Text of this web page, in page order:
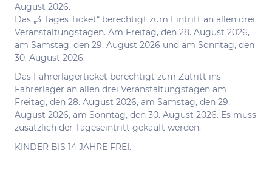
August 2026.
Das „3 Tages Ticket“ berechtigt zum Eintritt an allen drei
Veranstaltungstagen. Am Freitag, den 28. August 2026,
am Samstag, den 29. August 2026 und am Sonntag, den
30. August 2026.
Das Fahrerlagerticket berechtigt zum Zutritt ins
Fahrerlager an allen drei Veranstaltungstagen am
Freitag, den 28. August 2026, am Samstag, den 29.
August 2026, am Sonntag, den 30. August 2026. Es muss
zusätzlich der Tageseintritt gekauft werden.
KINDER BIS 14 JAHRE FREI.